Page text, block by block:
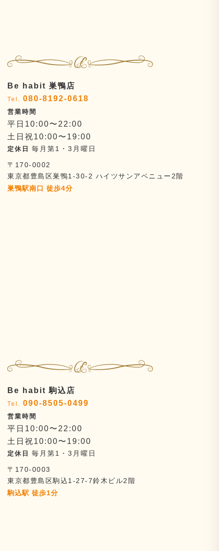
Be habit 巣鴨店
080-8192-0618
平日10:00〜22:00
土日祝10:00〜19:00
毎月第1・3月曜日
〒170-0002
東京都豊島区巣鴨1-30-2 ハイツサンアベニュー2階
巣鴨駅南口 徒歩4分
Be habit 駒込店
090-8505-0499
平日10:00〜22:00
土日祝10:00〜19:00
毎月第1・3月曜日
〒170-0003
東京都豊島区駒込1-27-7鈴木ビル2階
駒込駅 徒歩1分